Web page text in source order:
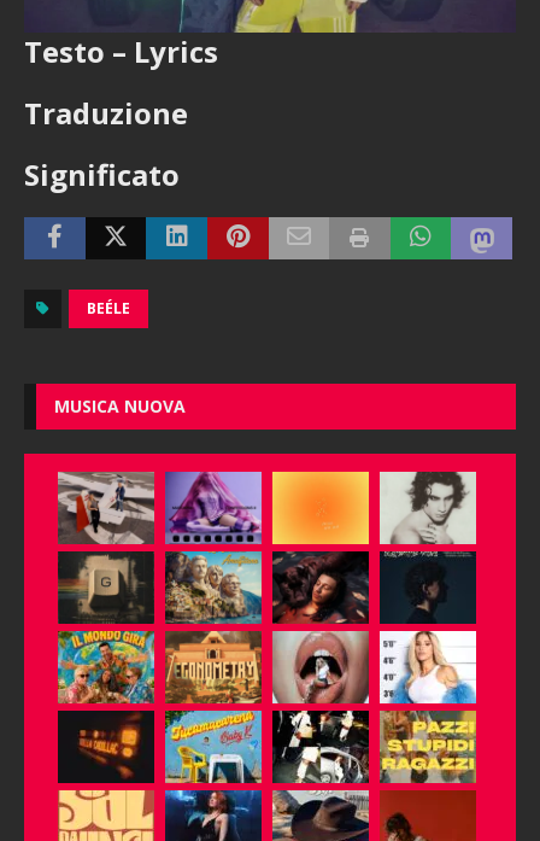
Testo – Lyrics
Traduzione
Significato
BEÉLE
MUSICA NUOVA